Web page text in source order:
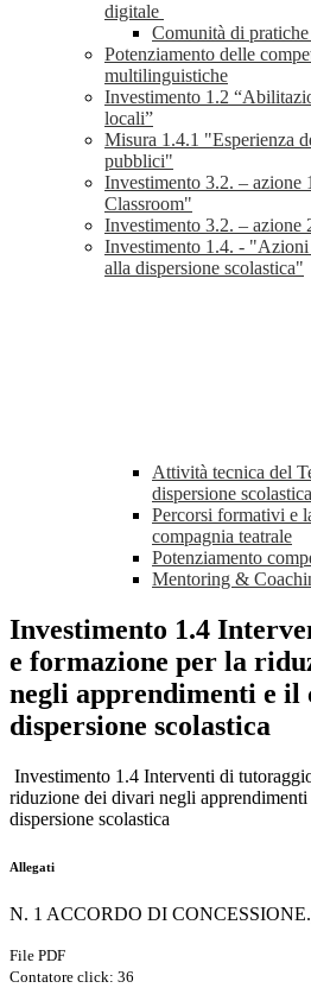
digitale
Comunità di
Potenziamento delle
multilinguistiche
Investimento 1.2
locali”
Misura 1.4.1 "Esperienza
pubblici"
Investimento 3.2. – azione
Classroom"
Investimento 3.2. –
Investimento 1.4. -
alla dispersione scolastica"
Attività tecnica del
dispersione scolastica
Percorsi formativi e
compagnia teatrale
Potenziamento
Mentoring &
Investimento 1.4
e formazione per la
negli apprendimenti e il
dispersione scolastica
Investimento 1.4 Interventi di
riduzione dei divari negli apprendimenti
dispersione scolastica
Allegati
N. 1 ACCORDO DI
File PDF
Contatore click: 36